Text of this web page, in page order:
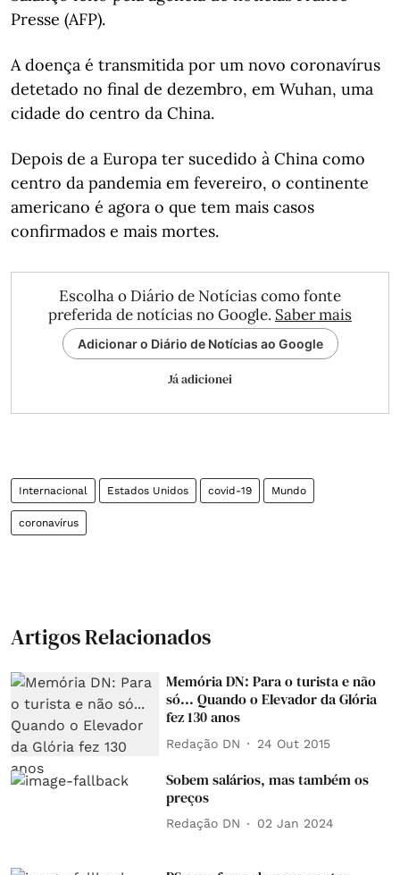
Presse (AFP).
A doença é transmitida por um novo coronavírus
detetado no final de dezembro, em Wuhan, uma
cidade do centro da China.
Depois de a Europa ter sucedido à China como
centro da pandemia em fevereiro, o continente
americano é agora o que tem mais casos
confirmados e mais mortes.
Escolha o Diário de Notícias como fonte
preferida de notícias no Google. Saber mais
Adicionar o Diário de Notícias ao Google
Já adicionei
Internacional Estados Unidos covid-19 Mundo
coronavírus
Artigos Relacionados
Memória DN: Para o turista e não
só... Quando o Elevador da Glória
fez 130 anos
Redação DN 24 Out 2015
Sobem salários, mas também os
preços
Redação DN 02 Jan 2024